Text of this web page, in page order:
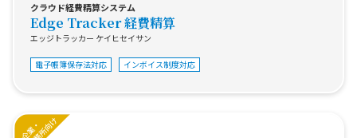
クラウド経費精算システム
Edge Tracker 経費精算
エッジトラッカー ケイヒセイサン
電子帳簿保存法対応 インボイス制度対応